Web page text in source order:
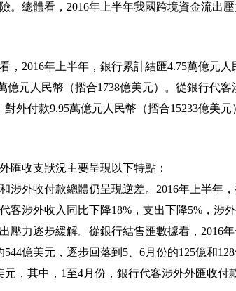
。總體看， 2016年上半年我國跨境資金流出壓
， 2016年上半年，銀行累計結匯4.75萬億元人
億元人民幣（摺合1738億美元）。從銀行代客
對外付款9.95萬億元人民幣（摺合15233億美元
匯收支狀況主要呈現以下特點：
涉外收付款總體仍呈現逆差。 2016年上半年
客涉外收入同比下降18%，支出下降5%，涉
壓力逐步緩解。從銀行結售匯數據看， 2016
544億美元，逐步回落到 5、 6月份的125億和128
元，其中， 1至4月份，銀行代客涉外外匯收付